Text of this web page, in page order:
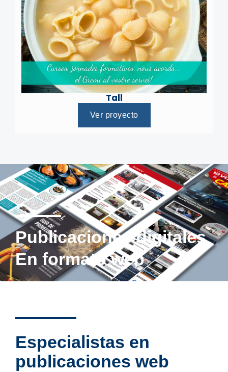
Tall
Ver proyecto
Publicaciones digitales
En formato web
Especialistas en
publicaciones web